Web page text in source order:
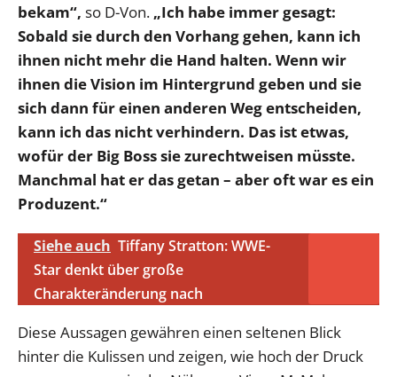
bekam“, so D-Von. „Ich habe immer gesagt:
Sobald sie durch den Vorhang gehen, kann ich
ihnen nicht mehr die Hand halten. Wenn wir
ihnen die Vision im Hintergrund geben und sie
sich dann für einen anderen Weg entscheiden,
kann ich das nicht verhindern. Das ist etwas,
wofür der Big Boss sie zurechtweisen müsste.
Manchmal hat er das getan – aber oft war es ein
Produzent.“
Siehe auch Tiffany Stratton: WWE-
Star denkt über große
Charakteränderung nach
Diese Aussagen gewähren einen seltenen Blick
hinter die Kulissen und zeigen, wie hoch der Druck